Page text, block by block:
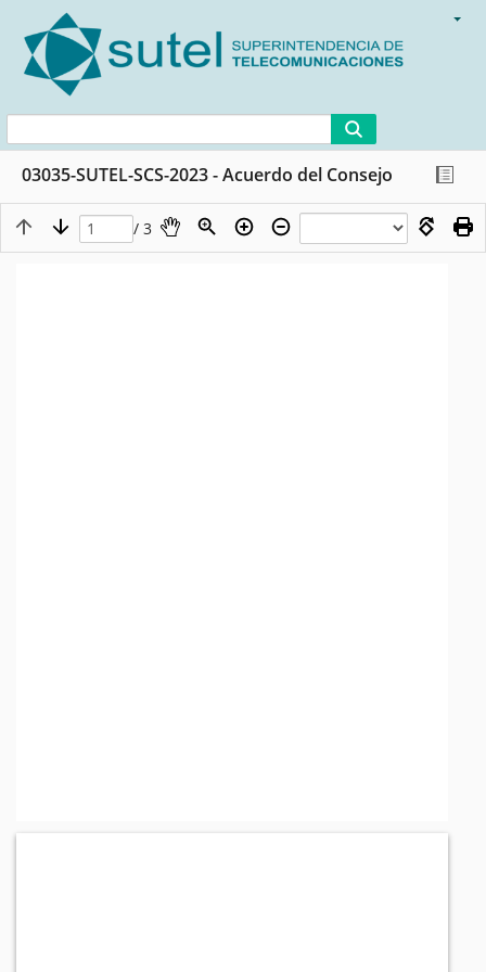
03035-SUTEL-SCS-2023 - Acuerdo del Consejo
/ 3